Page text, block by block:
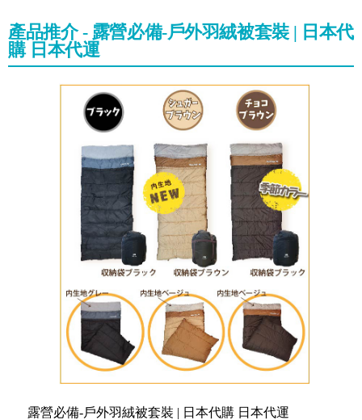
產品推介 - 露營必備-戶外羽絨被套裝 | 日本代
購 日本代運
露營必備-戶外羽絨被套裝 | 日本代購 日本代運